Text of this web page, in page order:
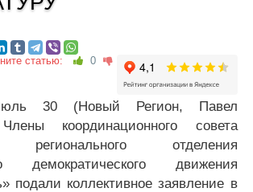
статью: 0
30 (Новый Регион, Павел
координационного совета
регионального отделения
демократического движения
подали коллективное заявление в